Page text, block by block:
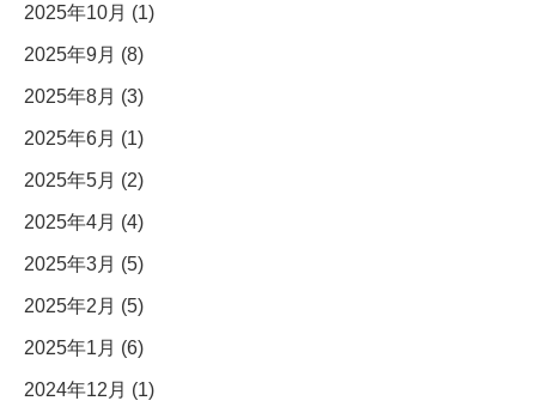
2025年10月 (1)
2025年9月 (8)
2025年8月 (3)
2025年6月 (1)
2025年5月 (2)
2025年4月 (4)
2025年3月 (5)
2025年2月 (5)
2025年1月 (6)
2024年12月 (1)